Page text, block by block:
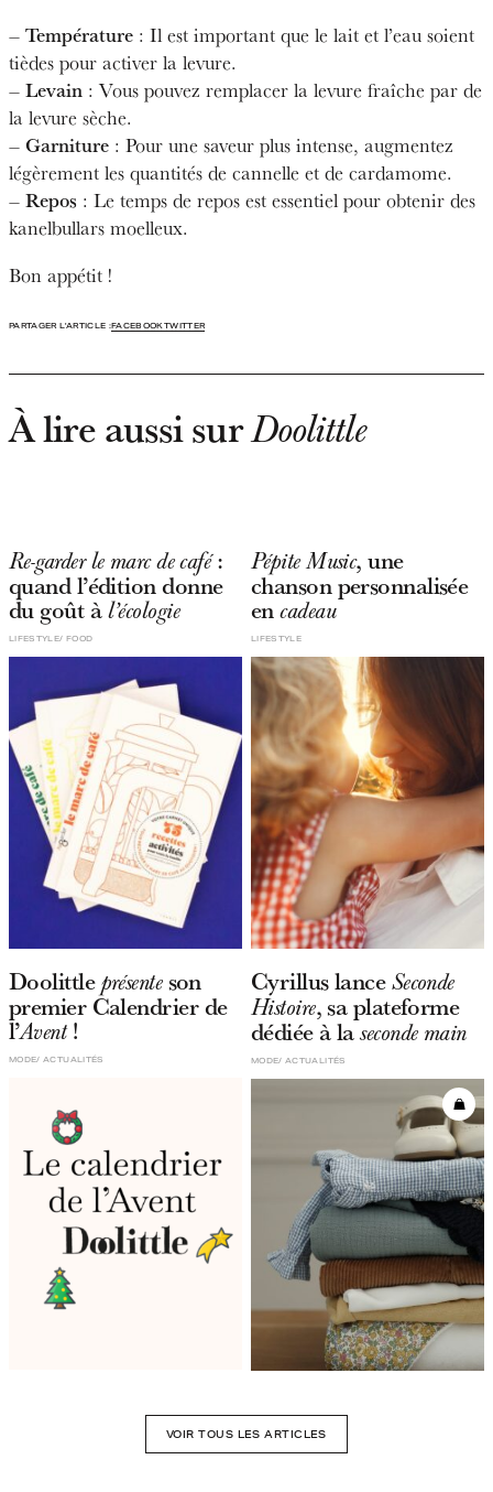
– Température : Il est important que le lait et l’eau soient
tièdes pour activer la levure.
– Levain : Vous pouvez remplacer la levure fraîche par de
la levure sèche.
– Garniture : Pour une saveur plus intense, augmentez
légèrement les quantités de cannelle et de cardamome.
– Repos : Le temps de repos est essentiel pour obtenir des
kanelbullars moelleux.
Bon appétit !
PARTAGER L'ARTICLE :FACEBOOKTWITTER
À lire aussi surDoolittle
Re-garder le marc de café:
quand l’édition donne
du goût àl’écologie
FOOD
LIFESTYLE
Pépite Music, une
chanson personnalisée
encadeau
LIFESTYLE
Doolittleprésenteson
premier Calendrier de
l’Avent!
ACTUALITÉS
MODE
Cyrillus lanceSeconde
Histoire, sa plateforme
dédiée à laseconde main
ACTUALITÉS
MODE
VOIR TOUS LES ARTICLES